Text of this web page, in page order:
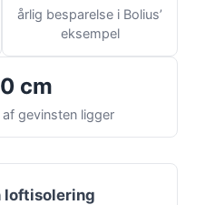
årlig besparelse i Bolius’
eksempel
cm
gevinsten ligger
loftisolering